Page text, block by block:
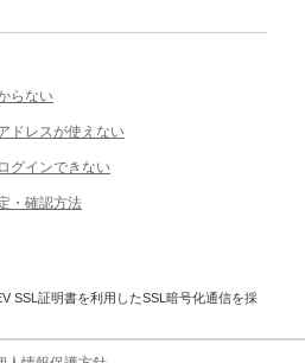
らない
ドレスが使えない
グインできない
・確認方法
SSL証明書を利用したSSL暗号化通信を採